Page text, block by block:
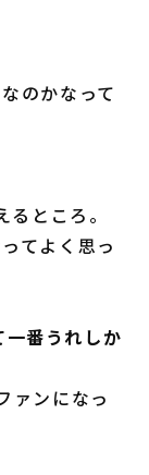
のかなって
ところ。
てよく思っ
番うれしか
ァンになっ